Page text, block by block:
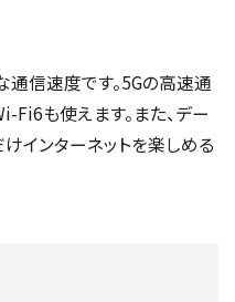
通信速度です。5Gの高速通
も使えます。また、デー
インターネットを楽しめる